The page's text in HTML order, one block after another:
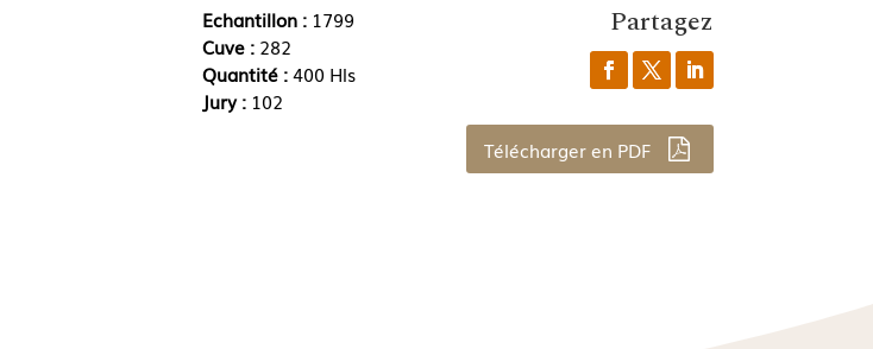
Echantillon :1799
Cuve : 282
Quantité :400 Hls
Jury : 102
Partagez
Télécharger en PDF